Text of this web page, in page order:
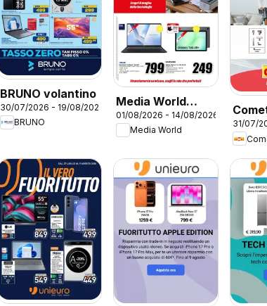
BRUNO volantino
30/07/2026 - 19/08/2026
BRUNO
Media World
volantino
Prestazioni al top
01/08/2026 - 14/08/2026
Media World
31/07/